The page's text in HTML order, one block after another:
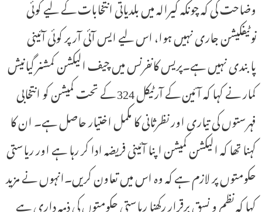
وضاحت کی کہ چونکہ کیرالہ میں بلدیاتی انتخابات کے لیے کوئی
نوٹیفکیشن جاری نہیں ہوا، اس لیے ایس آئی آر پر کوئی آئینی
پابندی نہیں ہے۔پریس کانفرنس میں چیف الیکشن کمشنر گیانیش
کمار نے کہا کہ آئین کے آرٹیکل 324 کے تحت کمیشن کو انتخابی
فہرستوں کی تیاری اور نظرثانی کا مکمل اختیار حاصل ہے۔ ان کا
کہنا تھا کہ الیکشن کمیشن اپنا آئینی فریضہ ادا کر رہا ہے اور ریاستی
حکومتوں پر لازم ہے کہ وہ اس میں تعاون کریں۔انہوں نے مزید
کہا کہ نظم و نسق برقرار رکھنا ریاستی حکومتوں کی ذمہ داری ہے